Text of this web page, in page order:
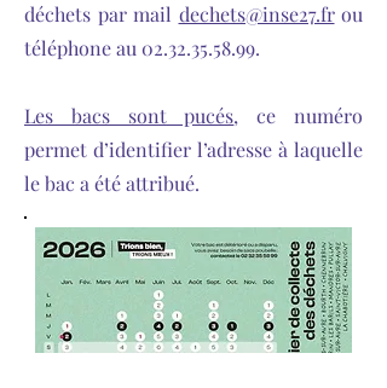
déchets par mail dechets@inse27.frou
téléphone au 02.32.35.58.99.
Les bacs sont pucés, ce numéro
permet d’identifier l’adresse à laquelle
le bac a été attribué.